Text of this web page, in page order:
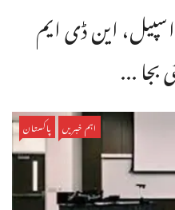
این ڈی ایم
...
اہم خبریں پاکستان